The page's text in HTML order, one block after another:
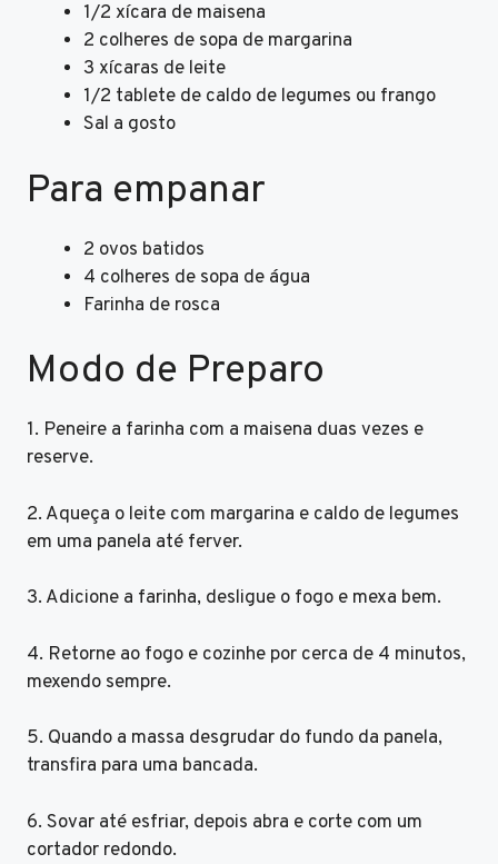
1/2 xícara de maisena
2 colheres de sopa de margarina
3 xícaras de leite
1/2 tablete de caldo de legumes ou frango
Sal a gosto
Para empanar
2 ovos batidos
4 colheres de sopa de água
Farinha de rosca
Modo de Preparo
1. Peneire a farinha com a maisena duas vezes e
reserve.
2. Aqueça o leite com margarina e caldo de legumes
em uma panela até ferver.
3. Adicione a farinha, desligue o fogo e mexa bem.
4. Retorne ao fogo e cozinhe por cerca de 4 minutos,
mexendo sempre.
5. Quando a massa desgrudar do fundo da panela,
transfira para uma bancada.
6. Sovar até esfriar, depois abra e corte com um
cortador redondo.